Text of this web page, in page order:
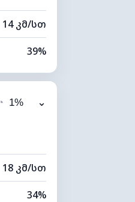
14 კმ/სთ
39%
8%
10 კმ
◔ 1% ⌄
18 კმ/სთ
34%